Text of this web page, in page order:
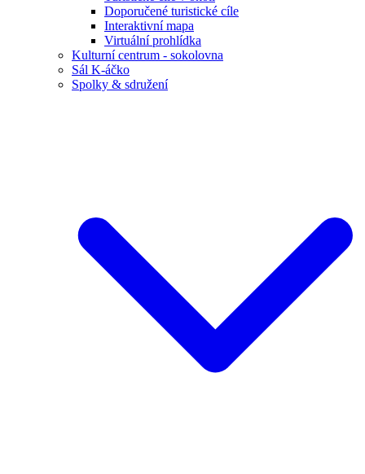
Doporučené turistické cíle
Interaktivní mapa
Virtuální prohlídka
Kulturní centrum - sokolovna
Sál K-áčko
Spolky & sdružení